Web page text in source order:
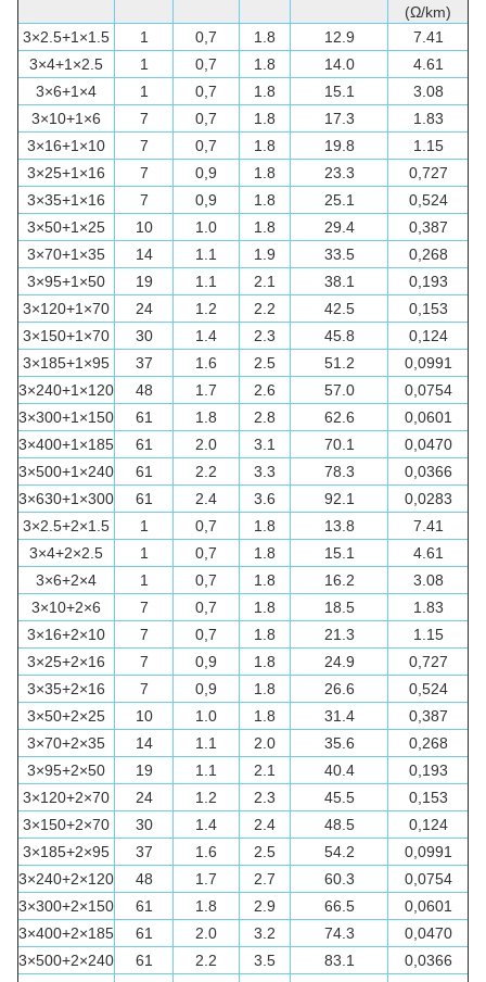
(Ω/km)
3×2.5+1×1.5
1 0,7 1.8 12.9
7.41
3×4+1×2.5
1 0,7 1.8 14.0
4.61
3×6+1×4
1 0,7 1.8 15.1
3.08
3×10+1×6
7 0,7 1.8 17.3
1.83
3×16+1×10
7 0,7 1.8 19.8
1.15
3×25+1×16
7 0,9 1.8 23.3
0,727
3×35+1×16
7 0,9 1.8 25.1
0,524
3×50+1×25
10 1.0 1.8 29.4
0,387
3×70+1×35
14 1.1 1.9 33.5
0,268
3×95+1×50
19 1.1 2.1 38.1
0,193
3×120+1×70
24 1.2 2.2 42.5
0,153
3×150+1×70
30 1.4 2.3 45.8
0,124
3×185+1×95
37 1.6 2.5 51.2
0,0991
3×240+1×120
48 1.7 2.6 57.0
0,0754
3×300+1×150
61 1.8 2.8 62.6
0,0601
3×400+1×185
61 2.0 3.1 70.1
0,0470
3×500+1×240
61 2.2 3.3 78.3
0,0366
3×630+1×300
61 2.4 3.6 92.1
0,0283
3×2.5+2×1.5
1 0,7 1.8 13.8
7.41
3×4+2×2.5
1 0,7 1.8 15.1
4.61
3×6+2×4
1 0,7 1.8 16.2
3.08
3×10+2×6
7 0,7 1.8 18.5
1.83
3×16+2×10
7 0,7 1.8 21.3
1.15
3×25+2×16
7 0,9 1.8 24.9
0,727
3×35+2×16
7 0,9 1.8 26.6
0,524
3×50+2×25
10 1.0 1.8 31.4
0,387
3×70+2×35
14 1.1 2.0 35.6
0,268
3×95+2×50
19 1.1 2.1 40.4
0,193
3×120+2×70
24 1.2 2.3 45.5
0,153
3×150+2×70
30 1.4 2.4 48.5
0,124
3×185+2×95
37 1.6 2.5 54.2
0,0991
3×240+2×120
48 1.7 2.7 60.3
0,0754
3×300+2×150
61 1.8 2.9 66.5
0,0601
3×400+2×185
61 2.0 3.2 74.3
0,0470
3×500+2×240
61 2.2 3.5 83.1
0,0366